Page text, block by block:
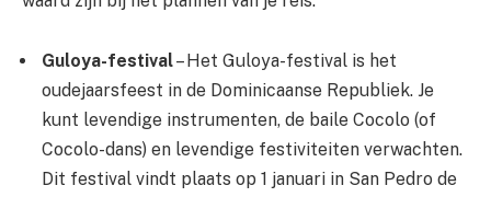
Guloya-festival– Het Guloya-festival is het
oudejaarsfeest in de Dominicaanse Republiek. Je
kunt levendige instrumenten, de baile Cocolo (of
Cocolo-dans) en levendige festiviteiten verwachten.
Dit festival vindt plaats op 1 januari in San Pedro de